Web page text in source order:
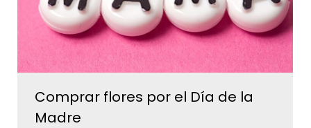
Comprar flores por el Día de la
Madre